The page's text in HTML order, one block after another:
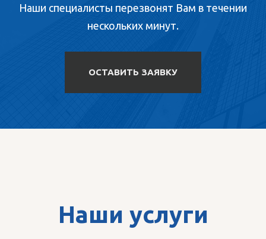
Наши специалисты перезвонят Вам в течении
нескольких минут.
ОСТАВИТЬ ЗАЯВКУ
Наши услуги